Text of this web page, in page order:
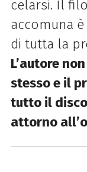
celarsi. Il
accomuna
di tutta la
L’autore
stesso e il
tutto il
attorno